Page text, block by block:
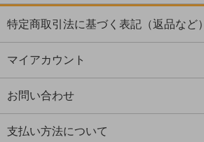
特定商取引法に基づく表記（返品など）
マイアカウント
お問い合わせ
支払い方法について